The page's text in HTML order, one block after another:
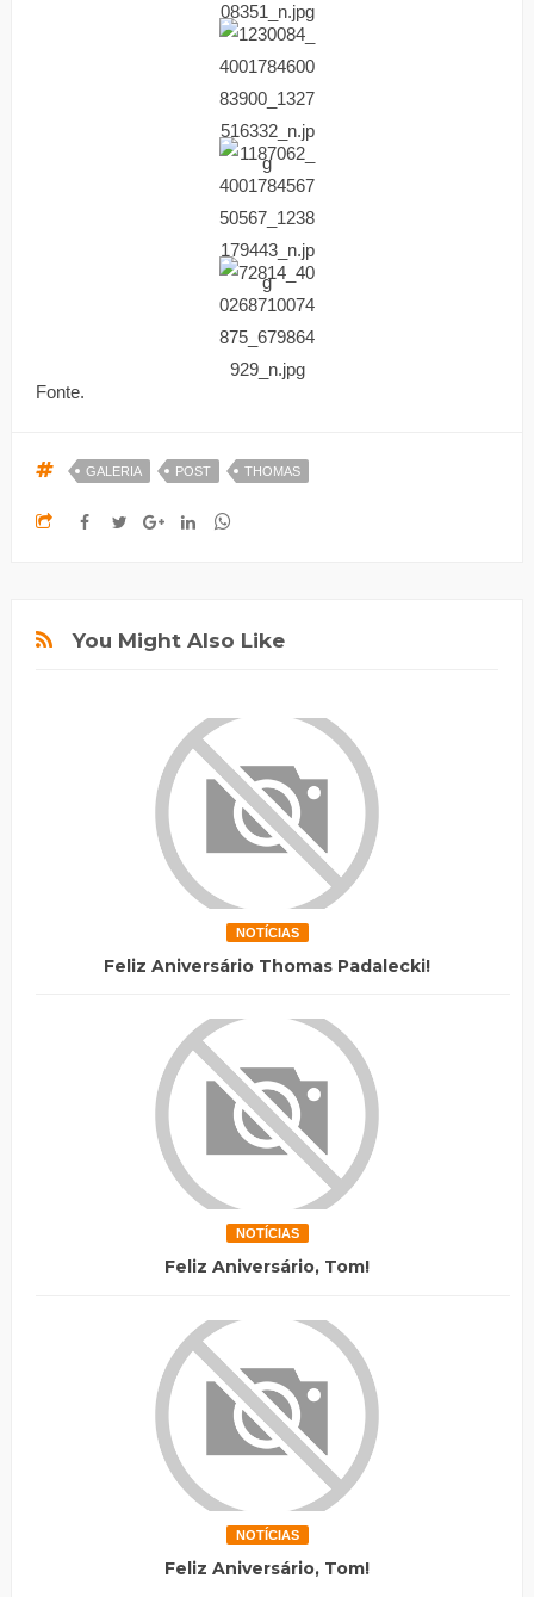
Fonte.
GALERIA POST THOMAS
You Might Also Like
NOTÍCIAS
Feliz Aniversário Thomas Padalecki!
NOTÍCIAS
Feliz Aniversário, Tom!
NOTÍCIAS
Feliz Aniversário, Tom!